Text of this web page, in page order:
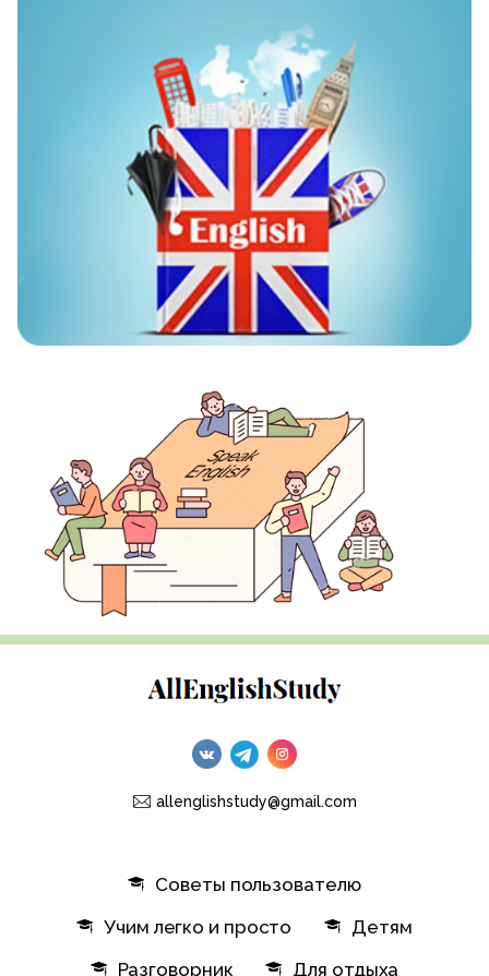
Советы пользователю
Учим легко и просто
Детям
Разговорник
Для отдыха
allenglishstudy@gmail.com